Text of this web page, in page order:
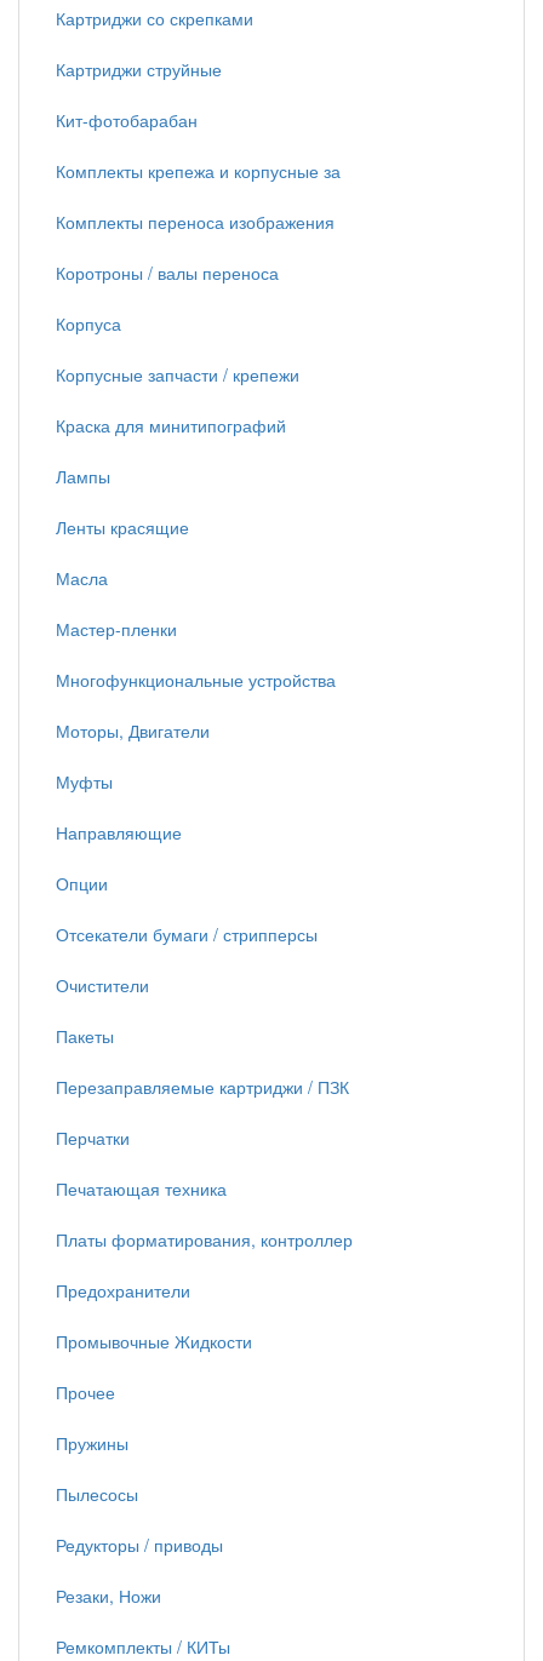
Картриджи со скрепками
Картриджи струйные
Кит-фотобарабан
Комплекты крепежа и корпусные за
Комплекты переноса изображения
Коротроны / валы переноса
Корпуса
Корпусные запчасти / крепежи
Краска для минитипографий
Лампы
Ленты красящие
Масла
Мастер-пленки
Многофункциональные устройства
Моторы, Двигатели
Муфты
Направляющие
Опции
Отсекатели бумаги / стрипперсы
Очистители
Пакеты
Перезаправляемые картриджи / ПЗК
Перчатки
Печатающая техника
Платы форматирования, контроллер
Предохранители
Промывочные Жидкости
Прочее
Пружины
Пылесосы
Редукторы / приводы
Резаки, Ножи
Ремкомплекты / КИТы